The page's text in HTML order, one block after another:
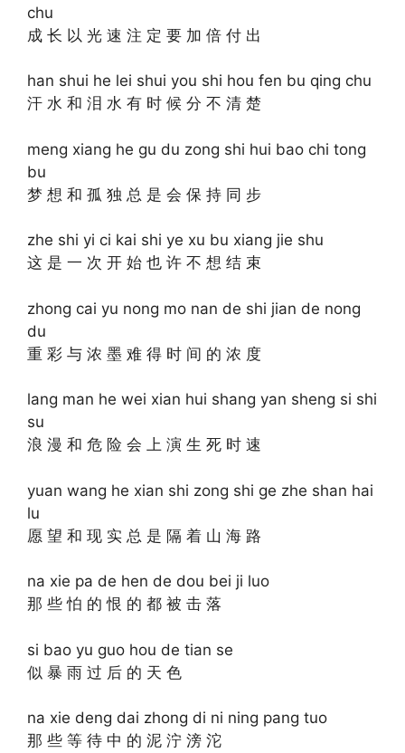
chu
成 长 以 光 速 注 定 要 加 倍 付 出
han shui he lei shui you shi hou fen bu qing chu
汗 水 和 泪 水 有 时 候 分 不 清 楚
meng xiang he gu du zong shi hui bao chi tong
bu
梦 想 和 孤 独 总 是 会 保 持 同 步
zhe shi yi ci kai shi ye xu bu xiang jie shu
这 是 一 次 开 始 也 许 不 想 结 束
zhong cai yu nong mo nan de shi jian de nong
du
重 彩 与 浓 墨 难 得 时 间 的 浓 度
lang man he wei xian hui shang yan sheng si shi
su
浪 漫 和 危 险 会 上 演 生 死 时 速
yuan wang he xian shi zong shi ge zhe shan hai
lu
愿 望 和 现 实 总 是 隔 着 山 海 路
na xie pa de hen de dou bei ji luo
那 些 怕 的 恨 的 都 被 击 落
si bao yu guo hou de tian se
似 暴 雨 过 后 的 天 色
na xie deng dai zhong di ni ning pang tuo
那 些 等 待 中 的 泥 泞 滂 沱